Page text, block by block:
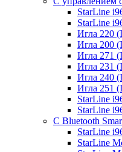
StarLine
StarLine
Игла 220
Игла 200
Игла 271
Игла 231
Игла 240
Игла 251
StarLine
StarLine
С Bluetooth
StarLine
StarLine